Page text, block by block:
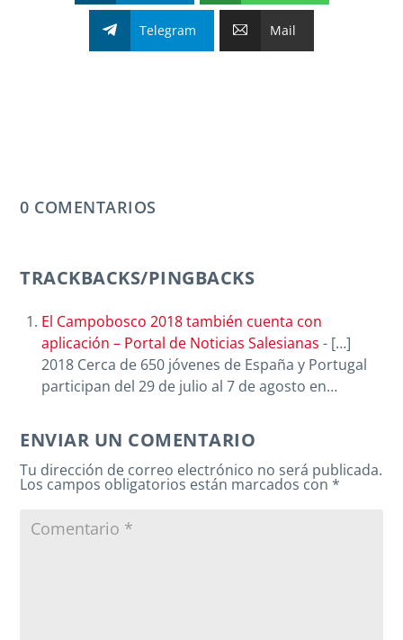
Telegram Mail
0 COMENTARIOS
TRACKBACKS/PINGBACKS
El Campobosco 2018 también cuenta con
aplicación – Portal de Noticias Salesianas - […]
2018 Cerca de 650 jóvenes de España y Portugal
participan del 29 de julio al 7 de agosto en…
ENVIAR UN COMENTARIO
Tu dirección de correo electrónico no será publicada.
Los campos obligatorios están marcados con*